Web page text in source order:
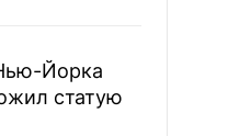
Йорка
статую